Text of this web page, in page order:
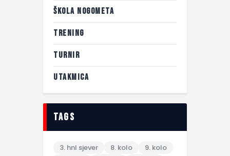
ŠKOLA NOGOMETA
TRENING
TURNIR
UTAKMICA
tags
3. hnl sjever 8. kolo
9. kolo